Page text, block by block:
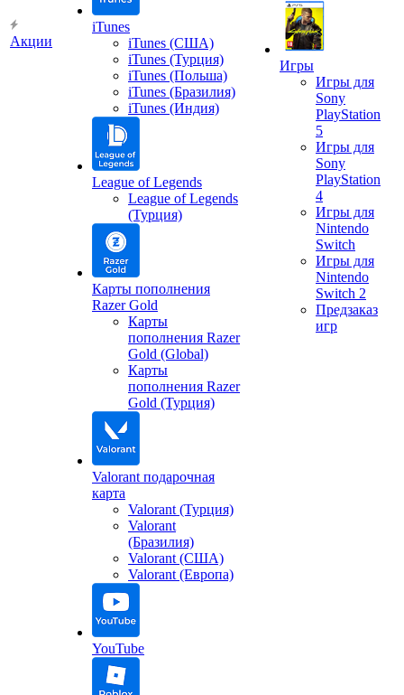
Акции
iTunes
iTunes (США)
iTunes (Турция)
iTunes (Польша)
iTunes (Бразилия)
iTunes (Индия)
League of Legends
League of Legends
(Турция)
Карты пополнения
Razer Gold
Карты
пополнения Razer
Gold (Global)
Карты
пополнения Razer
Gold (Турция)
Valorant подарочная
карта
Valorant (Турция)
Valorant
(Бразилия)
Valorant (США)
Valorant (Европа)
YouTube
Игры
Игры для
Sony
PlayStation
5
Игры для
Sony
PlayStation
4
Игры для
Nintendo
Switch
Игры для
Nintendo
Switch 2
Предзаказ
игр